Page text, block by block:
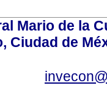
Mario de la
Ciudad de